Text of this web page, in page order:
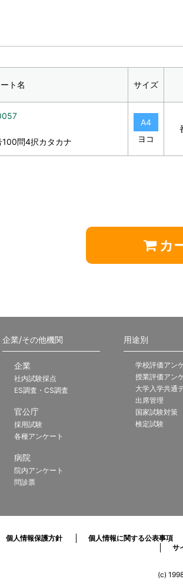
ト名 サイズ
問4択カタカナ
A4
ヨコ
カ
企業/その他機関
企業
社内試験採点
ES調査・CS調査
官公庁
採用試験
各種アンケート
病院
院内アンケート
問診票
用途別
学校評価アン
授業評価アン
大学入学共通
出席管理
国家試験対策
検定試験
個人情報保護方針 個人情報に関する公表事項
サ
(c)